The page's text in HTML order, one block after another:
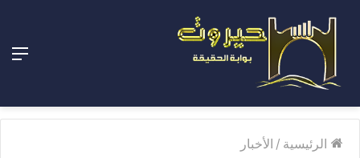
الرئيسية / الأخبار